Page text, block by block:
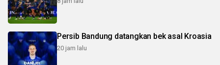
Persib Bandung datangkan bek asal Kroasia
20 jam lalu